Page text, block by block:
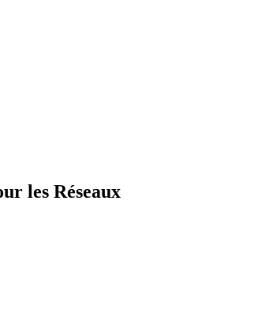
les Réseaux